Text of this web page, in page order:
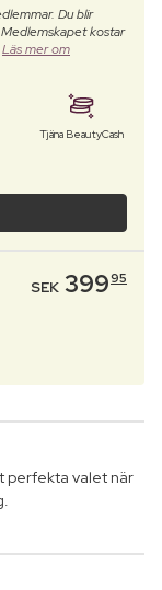
Du blir
kostar
Läs mer om
Tjäna BeautyCash
SEK 39995
perfekta valet när